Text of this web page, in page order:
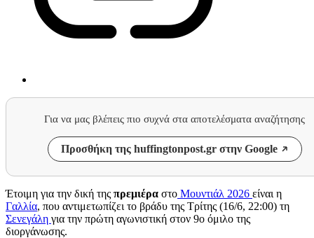
Για να μας βλέπεις πιο συχνά στα αποτελέσματα αναζήτησης
Προσθήκη της huffingtonpost.gr στην Google
Έτοιμη για την δική της πρεμιέρα στο Mουντιάλ 2026 είναι η
Γαλλία, που αντιμετωπίζει το βράδυ της Τρίτης (16/6, 22:00) τη
Σενεγάλη για την πρώτη αγωνιστική στον 9ο όμιλο της
διοργάνωσης.